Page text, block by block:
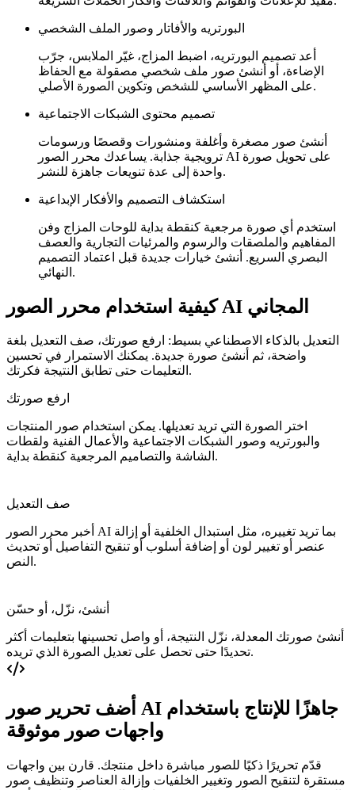
البورتريه والأفاتار وصور الملف الشخصي
أعد تصميم البورتريه، اضبط المزاج، غيّر الملابس، جرّب
الإضاءة، أو أنشئ صور ملف شخصي مصقولة مع الحفاظ
على المظهر الأساسي للشخص وتكوين الصورة الأصلي.
تصميم محتوى الشبكات الاجتماعية
أنشئ صور مصغرة وأغلفة ومنشورات وقصصًا ورسومات
ترويجية جذابة. يساعدك محرر الصور AI على تحويل صورة
واحدة إلى عدة تنويعات جاهزة للنشر.
استكشاف التصميم والأفكار الإبداعية
استخدم أي صورة مرجعية كنقطة بداية للوحات المزاج وفن
المفاهيم والملصقات والرسوم والمرئيات التجارية والعصف
البصري السريع. أنشئ خيارات جديدة قبل اعتماد التصميم
النهائي.
كيفية استخدام محرر الصور AI المجاني
التعديل بالذكاء الاصطناعي بسيط: ارفع صورتك، صف التعديل بلغة
واضحة، ثم أنشئ صورة جديدة. يمكنك الاستمرار في تحسين
التعليمات حتى تطابق النتيجة فكرتك.
ارفع صورتك
اختر الصورة التي تريد تعديلها. يمكن استخدام صور المنتجات
والبورتريه وصور الشبكات الاجتماعية والأعمال الفنية ولقطات
الشاشة والتصاميم المرجعية كنقطة بداية.
صف التعديل
أخبر محرر الصور AI بما تريد تغييره، مثل استبدال الخلفية أو إزالة
عنصر أو تغيير لون أو إضافة أسلوب أو تنقيح التفاصيل أو تحديث
النص.
أنشئ، نزّل، أو حسّن
أنشئ صورتك المعدلة، نزّل النتيجة، أو واصل تحسينها بتعليمات أكثر
تحديدًا حتى تحصل على تعديل الصورة الذي تريده.
أضف تحرير صور AI جاهزًا للإنتاج باستخدام
واجهات صور موثوقة
قدّم تحريرًا ذكيًا للصور مباشرة داخل منتجك. قارن بين واجهات
مستقرة لتنقيح الصور وتغيير الخلفيات وإزالة العناصر وتنظيف صور